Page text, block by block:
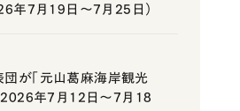
年7月19日～7月25日）
団が「元山葛麻海岸観光
2026年7月12日～7月18